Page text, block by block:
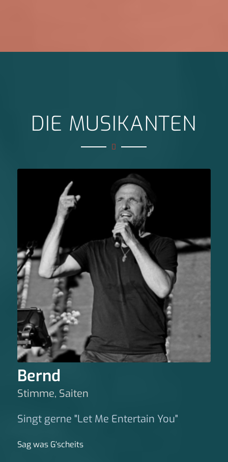
DIE MUSIKANTEN
Bernd
Stimme, Saiten
Singt gerne "Let Me Entertain You"
Sag was G‘scheits